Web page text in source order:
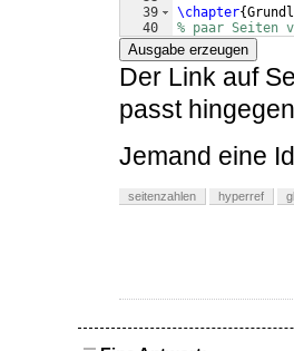
39
40
41
\chapter{
% paar Seiten
\lipsum[1-30
Ausgabe erzeugen
Der Link auf
passt
Jemand eine
seitenzahlen hyperref